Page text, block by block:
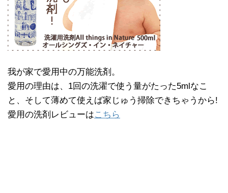
我が家で愛用中の万能洗剤。
愛用の理由は、1回の洗濯で使う量がたった5mlなこ
と、そして薄めて使えば家じゅう掃除できちゃうから!
愛用の洗剤レビューはこちら